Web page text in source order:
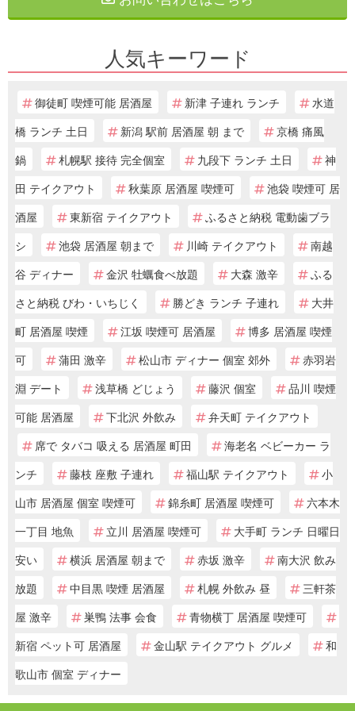
人気キーワード
御徒町 喫煙可能 居酒屋 新津 子連れ ランチ
水道
橋 ランチ 土日
新潟 駅前 居酒屋 朝 まで
京橋 痛風
鍋
札幌駅 接待 完全個室 九段下 ランチ 土日
神
田 テイクアウト
秋葉原 居酒屋 喫煙可
池袋 喫煙可 居
酒屋
東新宿 テイクアウト
ふるさと納税 電動歯ブラ
シ
池袋 居酒屋 朝まで 川崎 テイクアウト
南越
谷 ディナー
金沢 牡蠣食べ放題 大森 激辛
ふる
さと納税 びわ・いちじく
勝どき ランチ 子連れ
大井
町 居酒屋 喫煙
江坂 喫煙可 居酒屋
博多 居酒屋 喫煙
可
蒲田 激辛 松山市 ディナー 個室 郊外
赤羽岩
淵 デート
浅草橋 どじょう 藤沢 個室
品川 喫煙
可能 居酒屋
下北沢 外飲み
弁天町 テイクアウト
席で タバコ 吸える 居酒屋 町田
海老名 ベビーカー ラ
ンチ
藤枝 座敷 子連れ 福山駅 テイクアウト
小
山市 居酒屋 個室 喫煙可
錦糸町 居酒屋 喫煙可
六本木
一丁目 地魚
立川 居酒屋 喫煙可
大手町 ランチ 日曜日
安い
横浜 居酒屋 朝まで 赤坂 激辛
南大沢 飲み
放題
中目黒 喫煙 居酒屋 札幌 外飲み 昼
三軒茶
屋 激辛
巣鴨 法事 会食
青物横丁 居酒屋 喫煙可
新宿 ペット可 居酒屋
金山駅 テイクアウト グルメ
和
歌山市 個室 ディナー